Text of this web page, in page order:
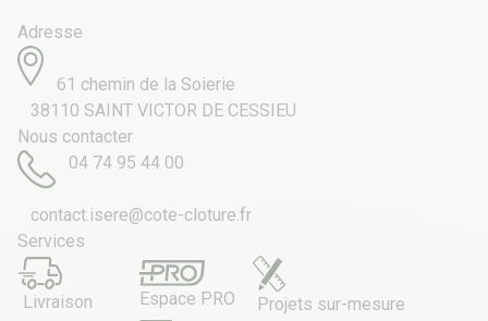
Adresse
61 chemin de la Soierie
38110 SAINT VICTOR DE CESSIEU
Nous contacter
04 74 95 44 00
contact.isere@cote-cloture.fr
Services
Livraison Espace PRO Projets sur-mesure